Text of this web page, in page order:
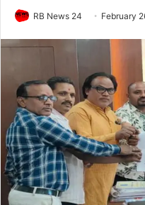
RB News 24 February